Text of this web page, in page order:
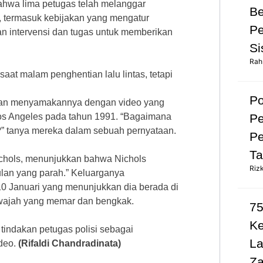
lima petugas telah melanggar
kebijakan yang mengatur
intervensi dan tugas untuk memberikan
malam penghentian lalu lintas, tetapi
menyamakannya dengan video yang
Angeles pada tahun 1991. “Bagaimana
tanya mereka dalam sebuah pernyataan.
menunjukkan bahwa Nichols
yang parah.” Keluarganya
Januari yang menunjukkan dia berada di
yang memar dan bengkak.
petugas polisi sebagai
(Rifaldi Chandradinata)